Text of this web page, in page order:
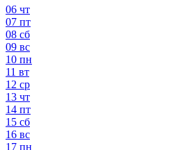
06 чт
07 пт
08 сб
09 вс
10 пн
11 вт
12 ср
13 чт
14 пт
15 сб
16 вс
17 пн